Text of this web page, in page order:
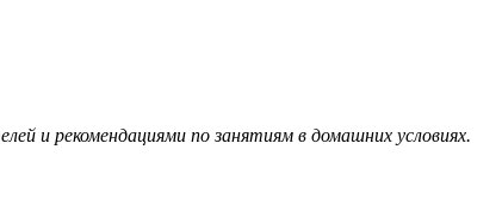
и рекомендациями по занятиям в домашних условиях.